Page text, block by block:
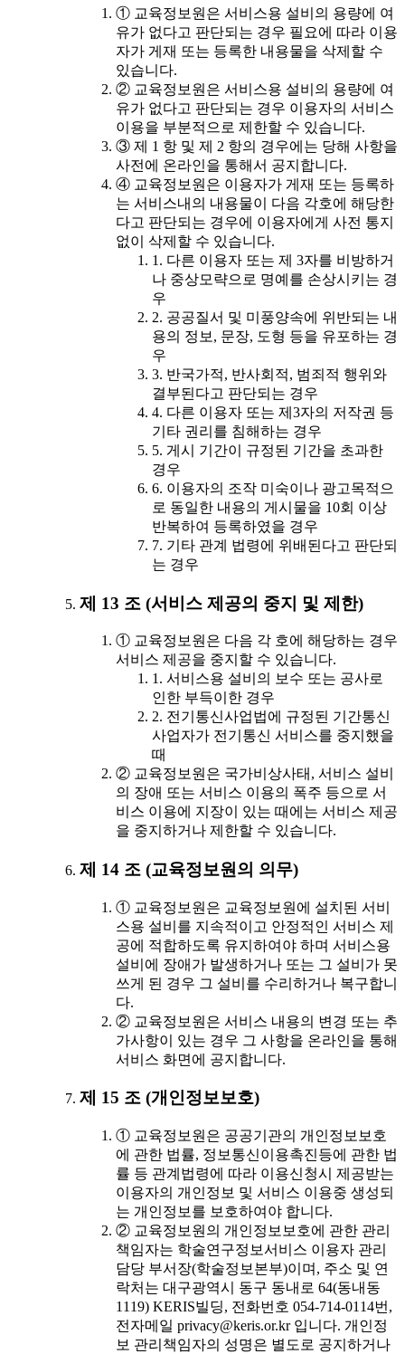
① 교육정보원은 서비스용 설비의 용량에 여
유가 없다고 판단되는 경우 필요에 따라 이용
자가 게재 또는 등록한 내용물을 삭제할 수
있습니다.
② 교육정보원은 서비스용 설비의 용량에 여
유가 없다고 판단되는 경우 이용자의 서비스
이용을 부분적으로 제한할 수 있습니다.
③ 제 1 항 및 제 2 항의 경우에는 당해 사항을
사전에 온라인을 통해서 공지합니다.
④ 교육정보원은 이용자가 게재 또는 등록하
는 서비스내의 내용물이 다음 각호에 해당한
다고 판단되는 경우에 이용자에게 사전 통지
없이 삭제할 수 있습니다.
1. 다른 이용자 또는 제 3자를 비방하거
나 중상모략으로 명예를 손상시키는 경
우
2. 공공질서 및 미풍양속에 위반되는 내
용의 정보, 문장, 도형 등을 유포하는 경
우
3. 반국가적, 반사회적, 범죄적 행위와
결부된다고 판단되는 경우
4. 다른 이용자 또는 제3자의 저작권 등
기타 권리를 침해하는 경우
5. 게시 기간이 규정된 기간을 초과한
경우
6. 이용자의 조작 미숙이나 광고목적으
로 동일한 내용의 게시물을 10회 이상
반복하여 등록하였을 경우
7. 기타 관계 법령에 위배된다고 판단되
는 경우
제 13 조 (서비스 제공의 중지 및 제한)
① 교육정보원은 다음 각 호에 해당하는 경우
서비스 제공을 중지할 수 있습니다.
1. 서비스용 설비의 보수 또는 공사로
인한 부득이한 경우
2. 전기통신사업법에 규정된 기간통신
사업자가 전기통신 서비스를 중지했을
때
② 교육정보원은 국가비상사태, 서비스 설비
의 장애 또는 서비스 이용의 폭주 등으로 서
비스 이용에 지장이 있는 때에는 서비스 제공
을 중지하거나 제한할 수 있습니다.
제 14 조 (교육정보원의 의무)
① 교육정보원은 교육정보원에 설치된 서비
스용 설비를 지속적이고 안정적인 서비스 제
공에 적합하도록 유지하여야 하며 서비스용
설비에 장애가 발생하거나 또는 그 설비가 못
쓰게 된 경우 그 설비를 수리하거나 복구합니
다.
② 교육정보원은 서비스 내용의 변경 또는 추
가사항이 있는 경우 그 사항을 온라인을 통해
서비스 화면에 공지합니다.
제 15 조 (개인정보보호)
① 교육정보원은 공공기관의 개인정보보호
에 관한 법률, 정보통신이용촉진등에 관한 법
률 등 관계법령에 따라 이용신청시 제공받는
이용자의 개인정보 및 서비스 이용중 생성되
는 개인정보를 보호하여야 합니다.
② 교육정보원의 개인정보보호에 관한 관리
책임자는 학술연구정보서비스 이용자 관리
담당 부서장(학술정보본부)이며, 주소 및 연
락처는 대구광역시 동구 동내로 64(동내동
1119) KERIS빌딩, 전화번호 054-714-0114번,
전자메일 privacy@keris.or.kr 입니다. 개인정
보 관리책임자의 성명은 별도로 공지하거나